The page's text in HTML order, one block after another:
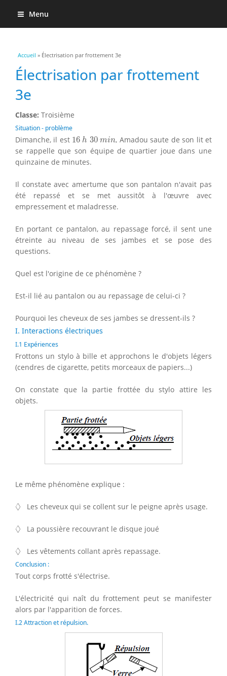
Menu
Vous êtes ici
Accueil » Électrisation par frottement 3e
Électrisation par frottement
3e
Classe: Troisième
Situation - problème
Dimanche, il est 16 h
16 h 30 min
30min, Amadou saute de son lit et
se rappelle que son équipe de quartier joue dans une
quinzaine de minutes.
Il constate avec amertume que son pantalon n'avait pas
été repassé et se met aussitôt à l'œuvre avec
empressement et maladresse.
En portant ce pantalon, au repassage forcé, il sent une
étreinte au niveau de ses jambes et se pose des
questions.
Quel est l'origine de ce phénomène ?
Est-il lié au pantalon ou au repassage de celui-ci ?
Pourquoi les cheveux de ses jambes se dressent-ils ?
I. Interactions électriques
I.1 Expériences
Frottons un stylo à bille et approchons le d'objets légers
(cendres de cigarette, petits morceaux de papiers...)
On constate que la partie frottée du stylo attire les
objets.
Le même phénomène explique :
◊
◊ Les cheveux qui se collent sur le peigne après usage.
◊
◊ La poussière recouvrant le disque joué
◊
◊ Les vêtements collant après repassage.
Conclusion :
Tout corps frotté s'électrise.
L'électricité qui naît du frottement peut se manifester
alors par l'apparition de forces.
I.2 Attraction et répulsion.